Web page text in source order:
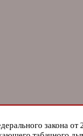
закона